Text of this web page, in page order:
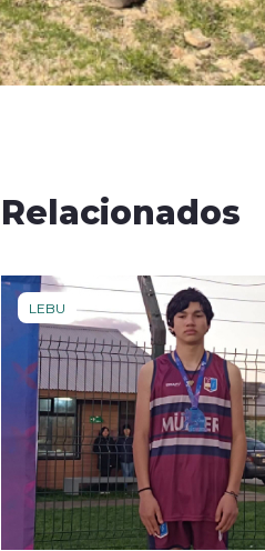
Relacionados
LEBU